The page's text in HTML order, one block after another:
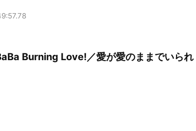
Burning Love!／愛が愛のままでいられ